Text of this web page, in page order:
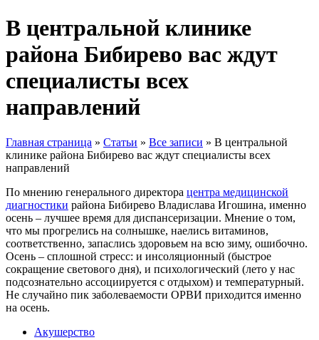
В центральной клинике
района Бибирево вас ждут
специалисты всех
направлений
Главная страница » Статьи » Все записи » В центральной
клинике района Бибирево вас ждут специалисты всех
направлений
По мнению генерального директора центра медицинской
диагностики района Бибирево Владислава Игошина, именно
осень – лучшее время для диспансеризации. Мнение о том,
что мы прогрелись на солнышке, наелись витаминов,
соответственно, запаслись здоровьем на всю зиму, ошибочно.
Осень – сплошной стресс: и инсоляционный (быстрое
сокращение светового дня), и психологический (лето у нас
подсознательно ассоциируется с отдыхом) и температурный.
Не случайно пик заболеваемости ОРВИ приходится именно
на осень.
Акушерство